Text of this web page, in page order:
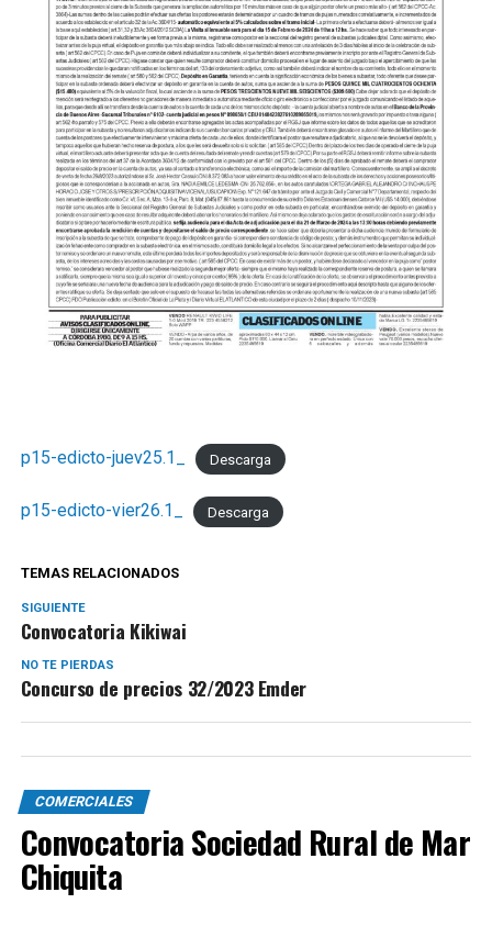
p15-edicto-juev25.1_ Descarga
p15-edicto-vier26.1_ Descarga
TEMAS RELACIONADOS
SIGUIENTE
Convocatoria Kikiwai
NO TE PIERDAS
Concurso de precios 32/2023 Emder
COMERCIALES
Convocatoria Sociedad Rural de Mar
Chiquita